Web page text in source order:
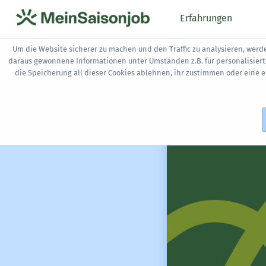
Erfahrungen
Um die Website sicherer zu machen und den Traffic zu analysieren,
daraus gewonnene Informationen unter Umständen z.B. für
die Speicherung all dieser Cookies ablehnen, ihr zustimmen oder eine